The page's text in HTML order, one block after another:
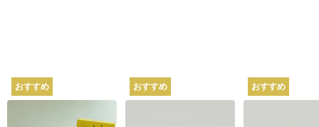
おすすめ
坂ノ途中オリジナル
おすすめ おすすめ